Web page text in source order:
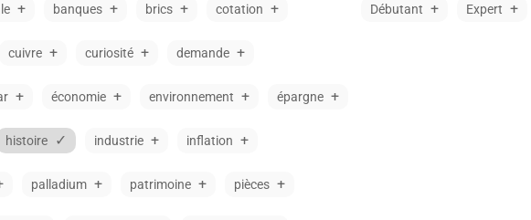
banques brics cotation
cuivre curiosité demande
économie environnement épargne
histoire industrie inflation
palladium patrimoine pièces
Débutant Expert